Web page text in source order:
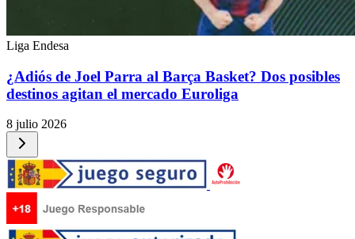
Liga Endesa
¿Adiós de Joel Parra al Barça Basket? Dos posibles
destinos agitan el mercado Euroliga
8 julio 2026